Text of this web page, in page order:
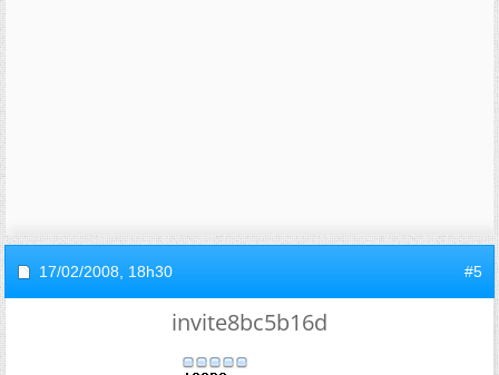
17/02/2008, 18h30 #5
invite8bc5b16d